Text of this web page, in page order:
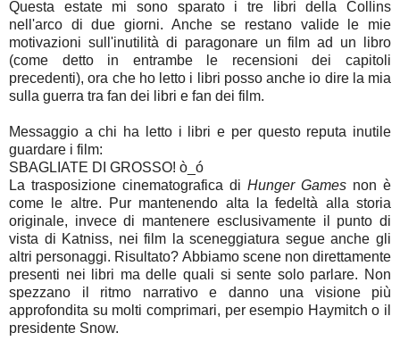
Questa estate mi sono sparato i tre libri della Collins
nell'arco di due giorni. Anche se restano valide le mie
motivazioni sull'inutilità di paragonare un film ad un libro
(come detto in entrambe le recensioni dei capitoli
precedenti), ora che ho letto i libri posso anche io dire la mia
sulla guerra tra fan dei libri e fan dei film.
Messaggio a chi ha letto i libri e per questo reputa inutile
guardare i film:
SBAGLIATE DI GROSSO! ò_ó
La trasposizione cinematografica di Hunger Games non è
come le altre. Pur mantenendo alta la fedeltà alla storia
originale, invece di mantenere esclusivamente il punto di
vista di Katniss, nei film la sceneggiatura segue anche gli
altri personaggi. Risultato? Abbiamo scene non direttamente
presenti nei libri ma delle quali si sente solo parlare. Non
spezzano il ritmo narrativo e danno una visione più
approfondita su molti comprimari, per esempio Haymitch o il
presidente Snow.